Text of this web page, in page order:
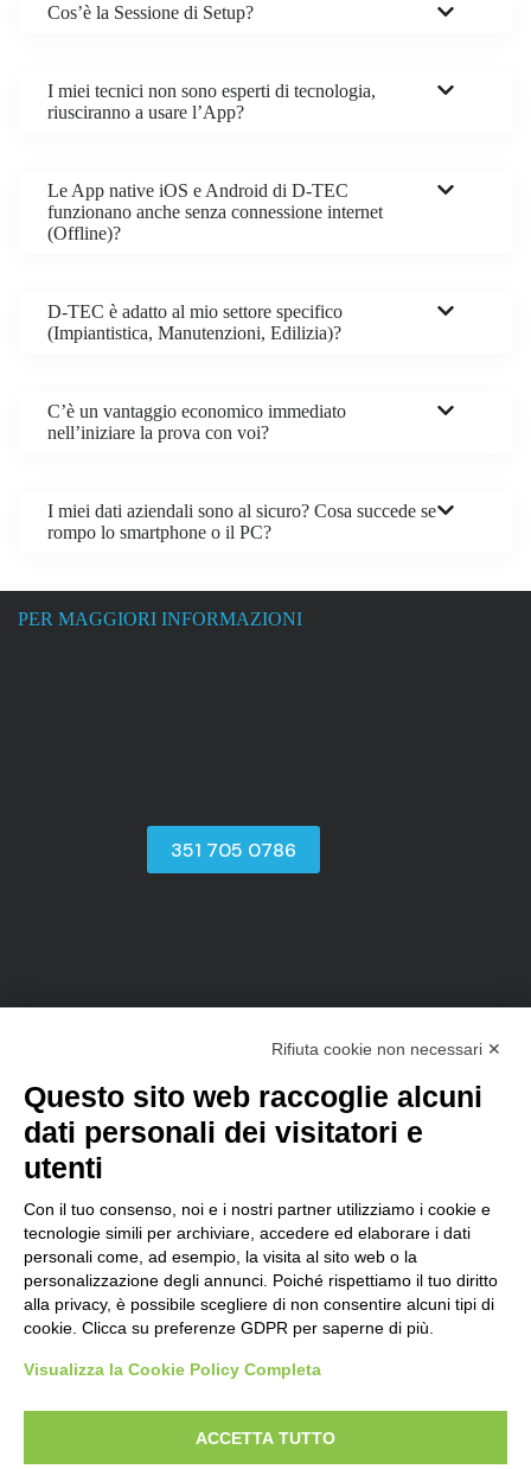
Cos’è la Sessione di Setup?
I miei tecnici non sono esperti di tecnologia,
riusciranno a usare l’App?
Le App native iOS e Android di D-TEC
funzionano anche senza connessione internet
(Offline)?
D-TEC è adatto al mio settore specifico
(Impiantistica, Manutenzioni, Edilizia)?
C’è un vantaggio economico immediato
nell’iniziare la prova con voi?
I miei dati aziendali sono al sicuro? Cosa succede se
rompo lo smartphone o il PC?
PER MAGGIORI INFORMAZIONI
351 705 0786
sales@d-one.info
Software
Pensato per
Perchè scegliere D-TEC
Vantaggi del Cloud
Offerte e Pacchetti
Note legali
Licenza Software
Norme di sicurezza
Impostazioni Cookie
Rifiuta cookie non necessari ✕
Questo sito web raccoglie alcuni
dati personali dei visitatori e
utenti
Con il tuo consenso, noi e i nostri partner utilizziamo i cookie e
tecnologie simili per archiviare, accedere ed elaborare i dati
personali come, ad esempio, la visita al sito web o la
personalizzazione degli annunci. Poiché rispettiamo il tuo diritto
alla privacy, è possibile scegliere di non consentire alcuni tipi di
cookie. Clicca su preferenze GDPR per saperne di più.
Visualizza la Cookie Policy Completa
ACCETTA TUTTO